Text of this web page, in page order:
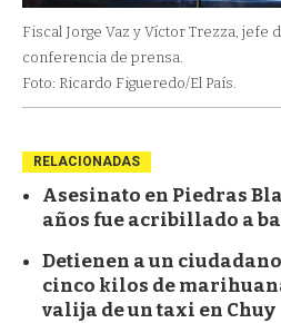
Fiscal Jorge Vaz y Víctor Trezza, jefe
conferencia de prensa.
Foto: Ricardo Figueredo/El País.
RELACIONADAS
Asesinato en Piedras
años fue acribillado a
Detienen a un
cinco kilos de
valija de un taxi en Chuy